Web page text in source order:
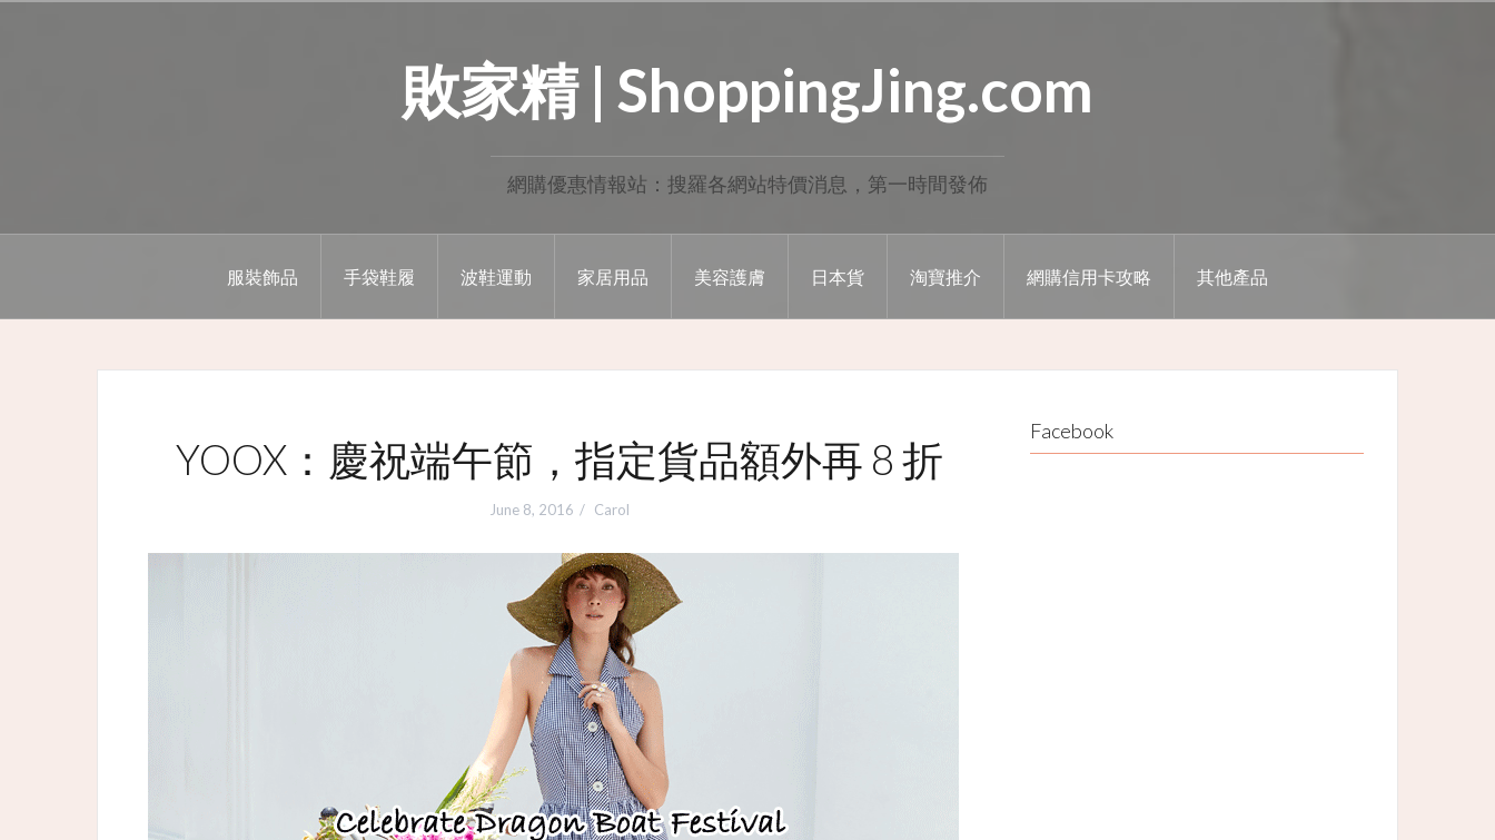
敗家精 | ShoppingJing.com
網購優惠情報站：搜羅各網站特價消息，第一時間發佈
服裝飾品 手袋鞋履 波鞋運動 家居用品 美容護膚 日本貨 淘寶推介 網購信用卡攻略 其他產品
YOOX：慶祝端午節，指定貨品額外再 8 折
June 8, 2016 Carol
Facebook